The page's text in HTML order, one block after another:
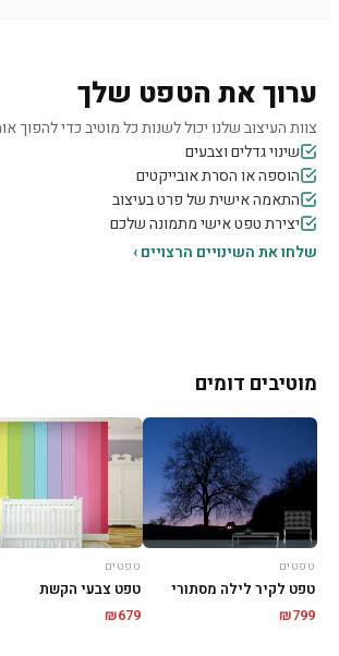
ערוך את הטפט שלך
צוות העיצוב שלנו יכול לשנות כל מוטיב כדי להפוך
שינוי גדלים וצבעים
הוספה או הסרת אובייקטים
התאמה אישית של פרט בעיצוב
יצירת טפט אישי מתמונה שלכם
שלחו את השינויים הרצויים ›
מוטיבים דומים
טפטים
טפט לקיר לילה מסתורי
₪799
טפטים
טפט צבעי הקשת
₪679